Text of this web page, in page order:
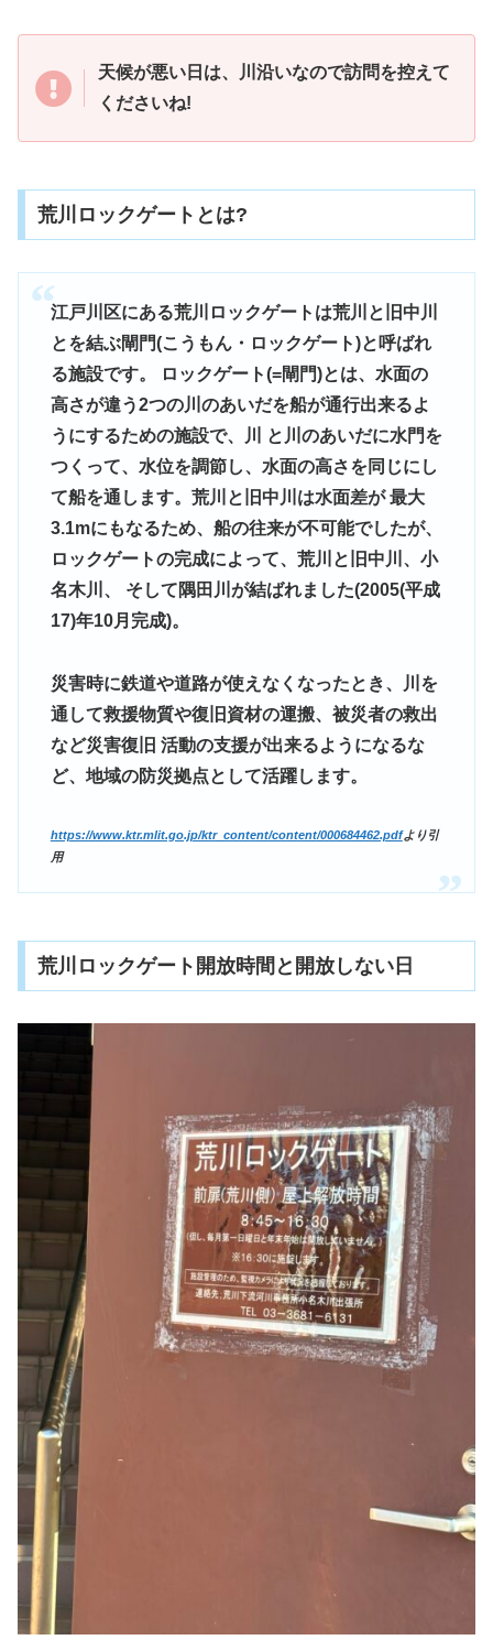
天候が悪い日は、川沿いなので訪問を控えて
くださいね!
荒川ロックゲートとは?
江戸川区にある荒川ロックゲートは荒川と旧中川
とを結ぶ閘門(こうもん・ロックゲート)と呼ばれ
る施設です。 ロックゲート(=閘門)とは、水面の
高さが違う2つの川のあいだを船が通行出来るよ
うにするための施設で、川 と川のあいだに水門を
つくって、水位を調節し、水面の高さを同じにし
て船を通します。荒川と旧中川は水面差が 最大
3.1mにもなるため、船の往来が不可能でしたが、
ロックゲートの完成によって、荒川と旧中川、小
名木川、 そして隅田川が結ばれました(2005(平成
17)年10月完成)。
災害時に鉄道や道路が使えなくなったとき、川を
通して救援物質や復旧資材の運搬、被災者の救出
など災害復旧 活動の支援が出来るようになるな
ど、地域の防災拠点として活躍します。
https://www.ktr.mlit.go.jp/ktr_content/content/000684462.pdfより引
用
荒川ロックゲート開放時間と開放しない日